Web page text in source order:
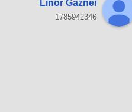
Linor Gaznei
1785942346